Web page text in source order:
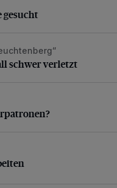
gesucht
verletzt
schwer verletzt